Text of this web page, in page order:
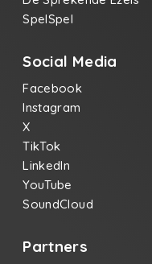
SpelSpel
Social Media
Facebook
Instagram
X
TikTok
LinkedIn
YouTube
SoundCloud
Partners